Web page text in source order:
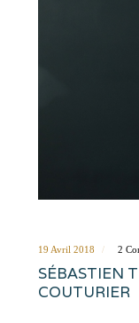
19 Avril 2018 2
SÉBASTIEN
COUTURIER